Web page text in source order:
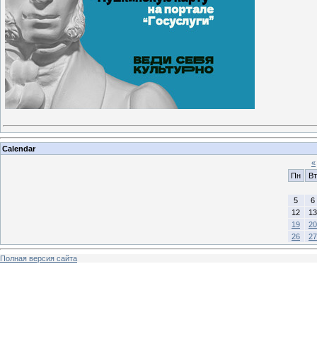
Calendar
«
Пн
Вт
5
6
12
13
19
20
26
27
Полная версия сайта